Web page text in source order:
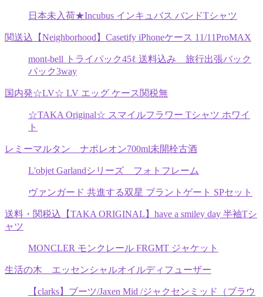
日本未入荷★Incubus インキュバス バンドTシャツ
関送込【Neighborhood】Casetify iPhoneケース 11/11ProMAX
mont-bell トライパック45ℓ 送料込み 旅行出張バック
パック3way
国内発☆LV☆ LV エッグ ケース関税無
☆TAKA Original☆ スマイルフラワー Tシャツ ホワイ
ト
レミーマルタン ナポレオン700ml未開栓古酒
L'objet Garlandシリーズ フォトフレーム
ヴァンガード 共進する双星 ブラントゲート SPセット
送料・関税込【TAKA ORIGINAL】have a smiley day 半袖Tシ
ャツ
MONCLER モンクレール FRGMT ジャケット
生活の木 エッセンシャルオイルディフューザー
【clarks】ブーツ/Jaxen Mid /ジャクセンミッド（ブラウ